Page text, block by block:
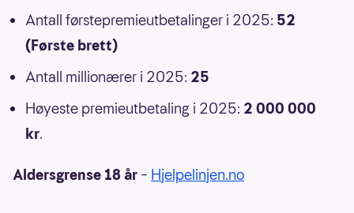
Antall førstepremieutbetalinger i 2025: 52
(Første brett)
Antall millionærer i 2025: 25
Høyeste premieutbetaling i 2025: 2 000 000
kr.
Aldersgrense 18 år – Hjelpelinjen.no